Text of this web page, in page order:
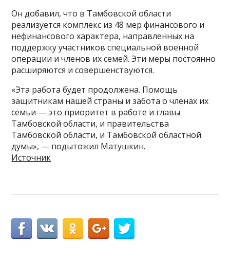
Он добавил, что в Тамбовской области
реализуется комплекс из 48 мер финансового и
нефинансового характера, направленных на
поддержку участников специальной военной
операции и членов их семей. Эти меры постоянно
расширяются и совершенствуются.
«Эта работа будет продолжена. Помощь
защитникам нашей страны и забота о членах их
семьи — это приоритет в работе и главы
Тамбовской области, и правительства
Тамбовской области, и Тамбовской областной
думы», — подытожил Матушкин.
Источник